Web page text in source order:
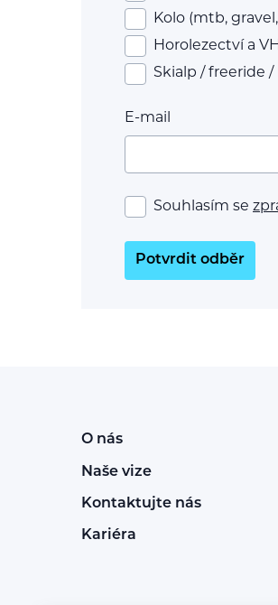
Kolo (mtb,
Horolezectví a
Skialp / freeride /
E-mail
Souhlasím se
Potvrdit odběr
O nás
Naše vize
Kontaktujte nás
Kariéra